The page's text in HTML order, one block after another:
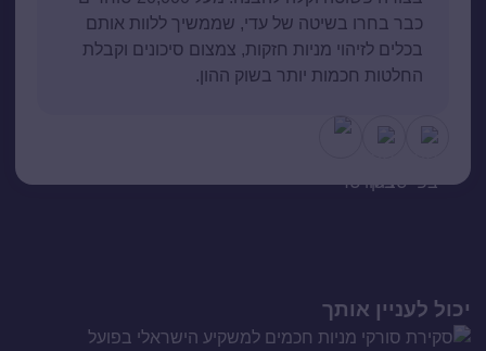
כבר בחרו בשיטה של עדי, שממשיך ללוות אותם
בכלים לזיהוי מניות חזקות, צמצום סיכונים וקבלת
החלטות חכמות יותר בשוק ההון.
יכול לעניין אותך